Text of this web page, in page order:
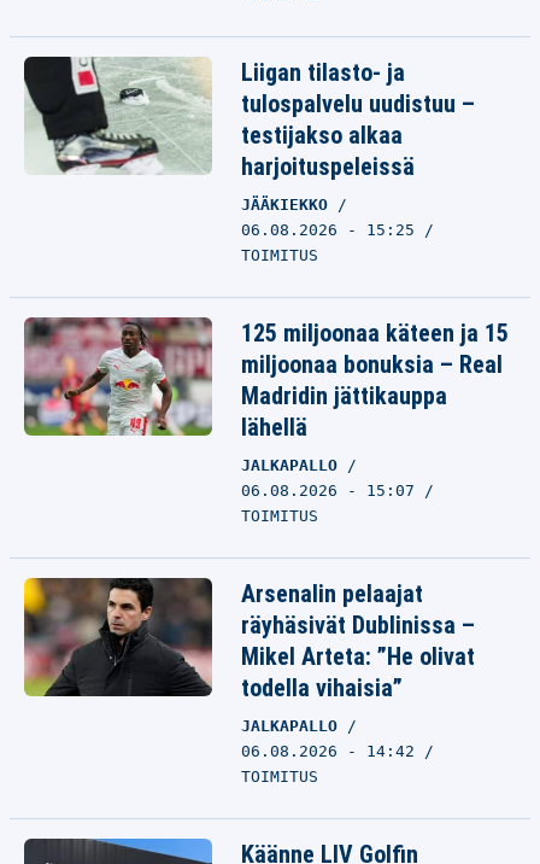
Liigan tilasto- ja
tulospalvelu uudistuu –
testijakso alkaa
harjoituspeleissä
JÄÄKIEKKO
06.08.2026 - 15:25
TOIMITUS
125 miljoonaa käteen ja 15
miljoonaa bonuksia – Real
Madridin jättikauppa
lähellä
JALKAPALLO
06.08.2026 - 15:07
TOIMITUS
Arsenalin pelaajat
räyhäsivät Dublinissa –
Mikel Arteta: ”He olivat
todella vihaisia”
JALKAPALLO
06.08.2026 - 14:42
TOIMITUS
Käänne LIV Golfin